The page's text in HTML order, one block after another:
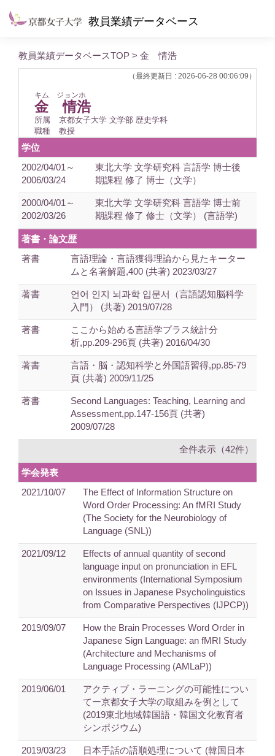
教員業績データベース
教員業績データベースTOP > 金 情浩
（最終更新日 : 2026-06-28 00:06:09）
キム ジョンホ
金 情浩
所属
京都女子大学 文学部 歴史学科
職種
教授
学位
2002/04/01～
2006/03/24
東北大学 文学研究科 言語学 博士後
期課程 修了 博士（文学）
2000/04/01～
2002/03/26
東北大学 文学研究科 言語学 博士前
期課程 修了 修士（文学） (言語学)
著書・論文歴
著書
言語理論・言語獲得理論から見たキーター
ムと名著解題,400 (共著) 2023/03/27
著書
언어 인지 뇌과학 입문서（言語認知脳科学
入門） (共著) 2019/07/28
著書
ここから始める言語学プラス統計分
析,pp.209-296頁 (共著) 2016/04/30
著書
言語・脳・認知科学と外国語習得,pp.85-79
頁 (共著) 2009/11/25
著書
Second Languages: Teaching, Learning and
Assessment,pp.147-156頁 (共著)
2009/07/28
全件表示（42件）
学会発表
2021/10/07
The Effect of Information Structure on
Word Order Processing: An fMRI Study
(The Society for the Neurobiology of
Language (SNL))
2021/09/12
Effects of annual quantity of second
language input on pronunciation in EFL
environments (International Symposium
on Issues in Japanese Psycholinguistics
from Comparative Perspectives (IJPCP))
2019/09/07
How the Brain Processes Word Order in
Japanese Sign Language: an fMRI Study
(Architecture and Mechanisms of
Language Processing (AMLaP))
2019/06/01
アクティブ・ラーニングの可能性につい
てー京都女子大学の取組みを例として
(2019東北地域韓国語・韓国文化教育者
シンポジウム)
2019/03/23
日本手話の語順処理について (韓国日本